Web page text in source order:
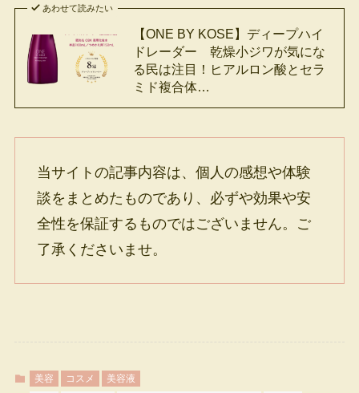
あわせて読みたい
【ONE BY KOSE】ディープハイ
ドレーダー 乾燥小ジワが気にな
る民は注目！ヒアルロン酸とセラ
ミド複合体…
当サイトの記事内容は、個人の感想や体験
談をまとめたものであり、必ずや効果や安
全性を保証するものではございません。ご
了承くださいませ。
美容 コスメ
美容液